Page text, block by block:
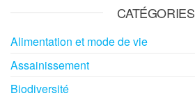
CATÉGORIES
Alimentation et mode de vie
Assainissement
Biodiversité